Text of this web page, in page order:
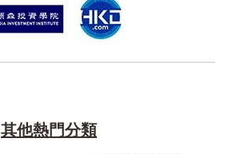
其他熱門分類